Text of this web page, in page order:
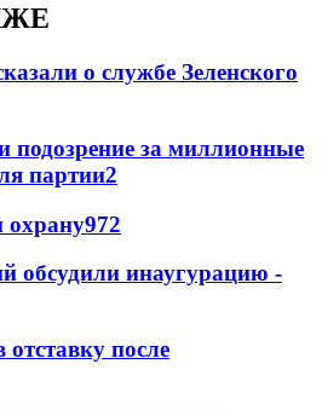
о службе Зеленского
подозрение за миллионные
партии2
охрану972
обсудили инаугурацию -
после